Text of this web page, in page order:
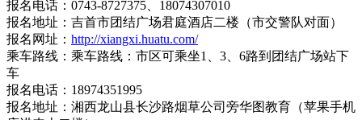
报名电话：0743-8727375、18074307010
报名地址：吉首市团结广场君庭酒店二楼（市交警队对面）
报名网址： http://xiangxi.huatu.com/
乘车路线：乘车路线：市区可乘坐1、3、6路到团结广场站下
车
报名电话：18974351995
报名地址：湘西龙山县长沙路烟草公司旁华图教育（苹果手机